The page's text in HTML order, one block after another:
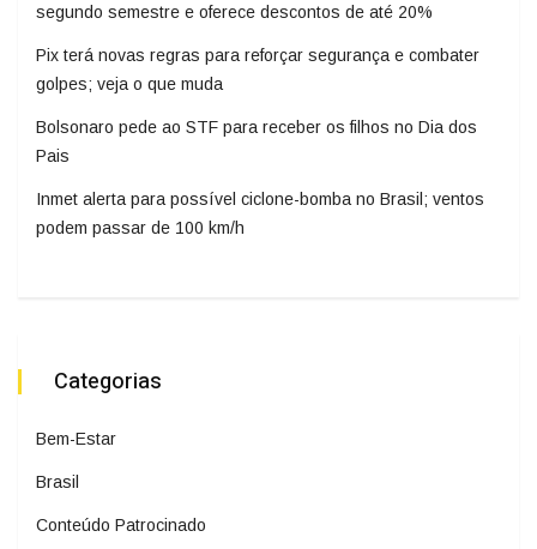
segundo semestre e oferece descontos de até 20%
Pix terá novas regras para reforçar segurança e combater
golpes; veja o que muda
Bolsonaro pede ao STF para receber os filhos no Dia dos
Pais
Inmet alerta para possível ciclone-bomba no Brasil; ventos
podem passar de 100 km/h
Categorias
Bem-Estar
Brasil
Conteúdo Patrocinado